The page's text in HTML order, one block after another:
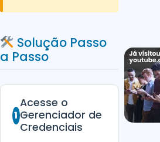
Solução Passo
a Passo
1
Acesse o
Gerenciador de
Credenciais